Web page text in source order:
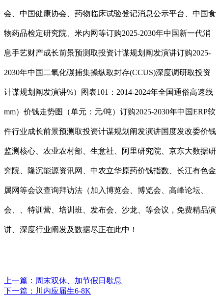
会、中国健康协会、药物临床试验登记消息公示平台、中国食
物药品检定研究院、米内网等订购2025-2030年中国新一代消
息手艺财产成长前景预测取投资计谋规划阐发演讲订购2025-
2030年中国二氧化碳捕集操纵取封存(CCUS)深度调研取投资
计谋规划阐发演讲%）图表101：2014-2024年全国通俗高速线
mm）价钱走势图（单元：元/吨）订购2025-2030年中国ERP软
件行业成长前景预测取投资计谋规划阐发演讲国度发改委价钱
监测核心、农业农村部、生意社、阿里研究院、京东大数据研
究院、隆沉能源资讯网、中农立华原药价钱指数、长江有色金
属网等会议查询拜访法（加入博览会、博览会、高峰论坛、
会、、特训营、培训班、发布会、沙龙、等会议，免费精品演
讲、深度行业阐发及数据尽正在此中！
上一篇： 周末双休、加节假日歇息
下一篇： 川内应届生6-8K